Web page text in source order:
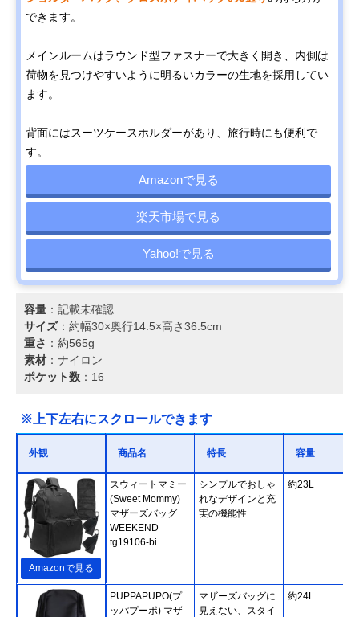
できます。
メインルームはラウンド型ファスナーで大きく開き、内側は
荷物を見つけやすいように明るいカラーの生地を採用してい
ます。
背面にはスーツケースホルダーがあり、旅行時にも便利で
す。
Amazonで見る
楽天市場で見る
Yahoo!で見る
容量 ：記載未確認
サイズ：約幅30×奥行14.5×高さ36.5cm
重さ ：約565g
素材 ：ナイロン
ポケット数 ：16
※上下左右にスクロールできます
外観 商品名 特長 容量
Amazonで見る
スウィートマミー
(Sweet Mommy)
マザーズバッグ
WEEKEND
tg19106-bi
シンプルでおしゃ
れなデザインと充
実の機能性
約23L
PUPPAPUPO(プ
ッパプーポ) マザ
マザーズバッグに
見えない、スタイ
約24L